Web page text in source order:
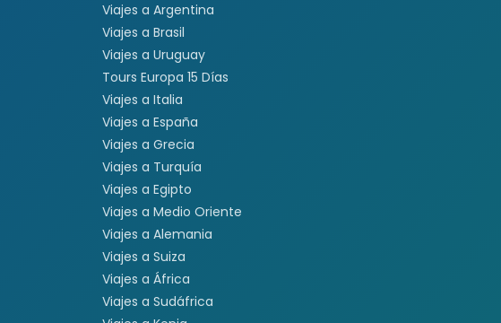
Viajes a Argentina
Viajes a Brasil
Viajes a Uruguay
Tours Europa 15 Días
Viajes a Italia
Viajes a España
Viajes a Grecia
Viajes a Turquía
Viajes a Egipto
Viajes a Medio Oriente
Viajes a Alemania
Viajes a Suiza
Viajes a África
Viajes a Sudáfrica